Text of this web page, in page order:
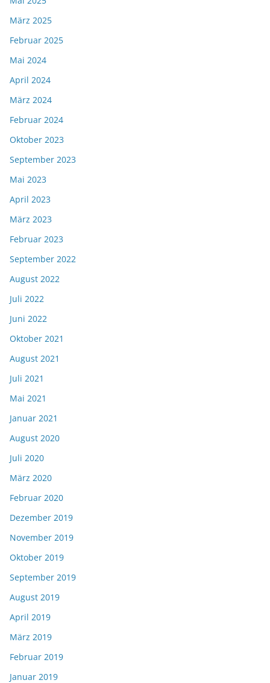
März 2025
Februar 2025
Mai 2024
April 2024
März 2024
Februar 2024
Oktober 2023
September 2023
Mai 2023
April 2023
März 2023
Februar 2023
September 2022
August 2022
Juli 2022
Juni 2022
Oktober 2021
August 2021
Juli 2021
Mai 2021
Januar 2021
August 2020
Juli 2020
März 2020
Februar 2020
Dezember 2019
November 2019
Oktober 2019
September 2019
August 2019
April 2019
März 2019
Februar 2019
Januar 2019